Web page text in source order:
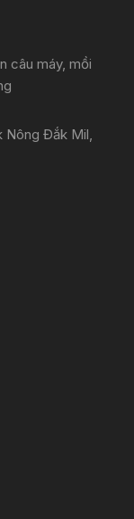
câu máy, mồi
Đắk Mil,